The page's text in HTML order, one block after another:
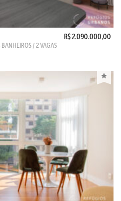
R$ 2.090.000,00
/ 2 VAGAS